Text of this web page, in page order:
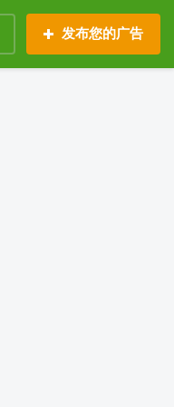
发布您的广告